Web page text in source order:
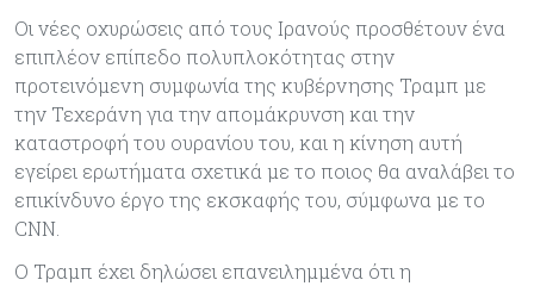
Οι νέες οχυρώσεις από τους Ιρανούς προσθέτουν ένα
επιπλέον επίπεδο πολυπλοκότητας στην
προτεινόμενη συμφωνία της κυβέρνησης Τραμπ με
την Τεχεράνη για την απομάκρυνση και την
καταστροφή του ουρανίου του, και η κίνηση αυτή
εγείρει ερωτήματα σχετικά με το ποιος θα αναλάβει το
επικίνδυνο έργο της εκσκαφής του, σύμφωνα με το
CNN.
Ο Τραμπ έχει δηλώσει επανειλημμένα ότι η